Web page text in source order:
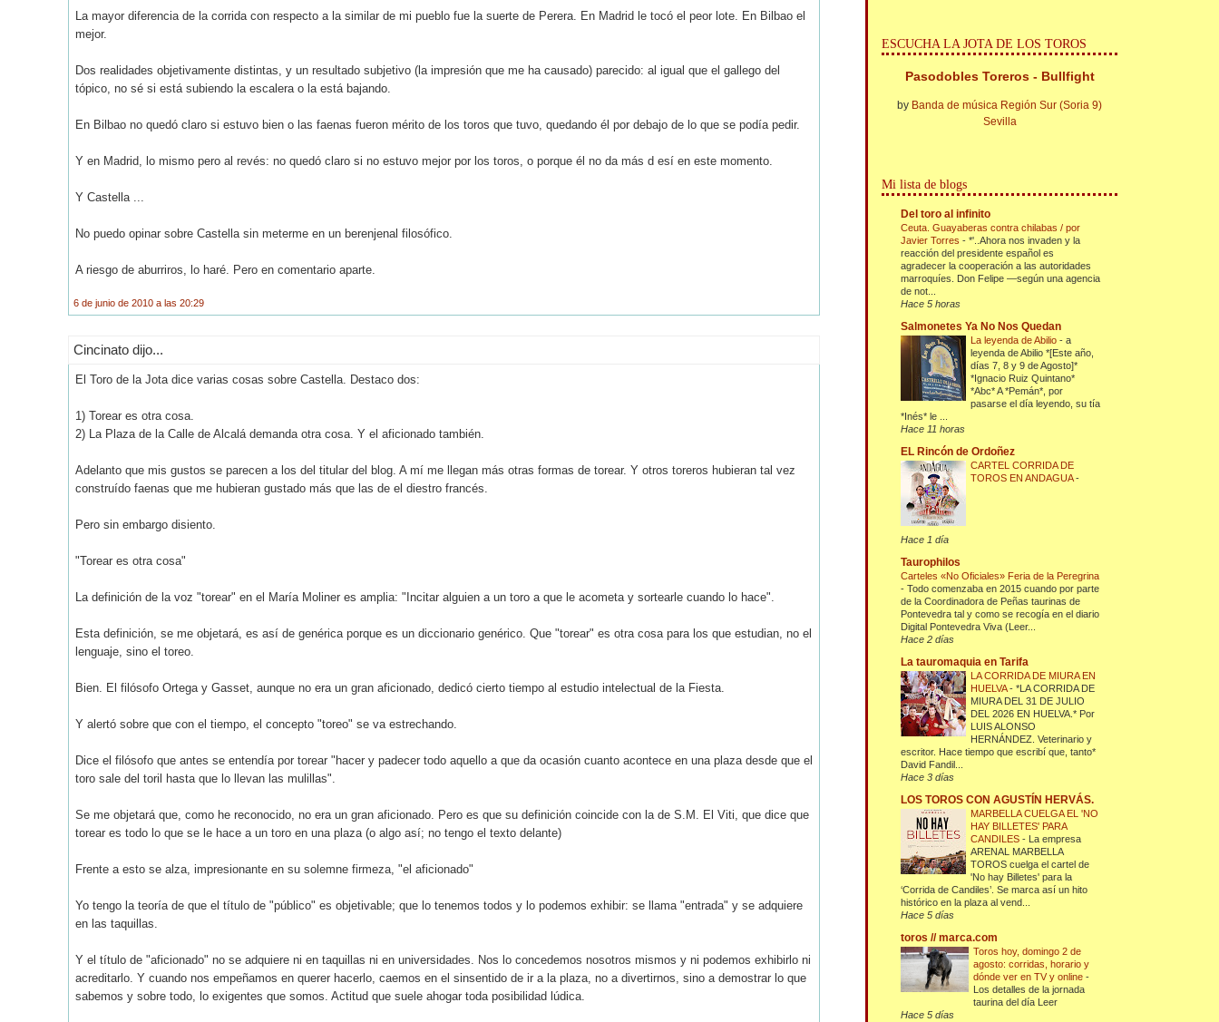
La mayor diferencia de la corrida con respecto a la similar de mi pueblo fue la suerte de Perera. En Madrid le tocó el peor lote. En Bilbao el
mejor.
Dos realidades objetivamente distintas, y un resultado subjetivo (la impresión que me ha causado) parecido: al igual que el gallego del
tópico, no sé si está subiendo la escalera o la está bajando.
En Bilbao no quedó claro si estuvo bien o las faenas fueron mérito de los toros que tuvo, quedando él por debajo de lo que se podía pedir.
Y en Madrid, lo mismo pero al revés: no quedó claro si no estuvo mejor por los toros, o porque él no da más d esí en este momento.
Y Castella ...
No puedo opinar sobre Castella sin meterme en un berenjenal filosófico.
A riesgo de aburriros, lo haré. Pero en comentario aparte.
6 de junio de 2010 a las 20:29
Cincinato dijo...
El Toro de la Jota dice varias cosas sobre Castella. Destaco dos:
1) Torear es otra cosa.
2) La Plaza de la Calle de Alcalá demanda otra cosa. Y el aficionado también.
Adelanto que mis gustos se parecen a los del titular del blog. A mí me llegan más otras formas de torear. Y otros toreros hubieran tal vez
construído faenas que me hubieran gustado más que las de el diestro francés.
Pero sin embargo disiento.
"Torear es otra cosa"
La definición de la voz "torear" en el María Moliner es amplia: "Incitar alguien a un toro a que le acometa y sortearle cuando lo hace".
Esta definición, se me objetará, es así de genérica porque es un diccionario genérico. Que "torear" es otra cosa para los que estudian, no el
lenguaje, sino el toreo.
Bien. El filósofo Ortega y Gasset, aunque no era un gran aficionado, dedicó cierto tiempo al estudio intelectual de la Fiesta.
Y alertó sobre que con el tiempo, el concepto "toreo" se va estrechando.
Dice el filósofo que antes se entendía por torear "hacer y padecer todo aquello a que da ocasión cuanto acontece en una plaza desde que el
toro sale del toril hasta que lo llevan las mulillas".
Se me objetará que, como he reconocido, no era un gran aficionado. Pero es que su definición coincide con la de S.M. El Viti, que dice que
torear es todo lo que se le hace a un toro en una plaza (o algo así; no tengo el texto delante)
Frente a esto se alza, impresionante en su solemne firmeza, "el aficionado"
Yo tengo la teoría de que el título de "público" es objetivable; que lo tenemos todos y lo podemos exhibir: se llama "entrada" y se adquiere
en las taquillas.
Y el título de "aficionado" no se adquiere ni en taquillas ni en universidades. Nos lo concedemos nosotros mismos y ni podemos exhibirlo ni
acreditarlo. Y cuando nos empeñamos en querer hacerlo, caemos en el sinsentido de ir a la plaza, no a divertirnos, sino a demostrar lo que
sabemos y sobre todo, lo exigentes que somos. Actitud que suele ahogar toda posibilidad lúdica.
ESCUCHA LA JOTA DE LOS TOROS
Pasodobles Toreros - Bullfight
by Banda de música Región Sur (Soria 9)
Sevilla
Mi lista de blogs
Del toro al infinito
Ceuta. Guayaberas contra chilabas / por
Javier Torres-*'..Ahora nos invaden y la
reacción del presidente español es
agradecer la cooperación a las autoridades
marroquíes. Don Felipe —según una agencia
de not...
Hace 5 horas
Salmonetes Ya No Nos Quedan
La leyenda de Abilio-a
leyenda de Abilio *[Este año,
días 7, 8 y 9 de Agosto]*
*Ignacio Ruiz Quintano*
*Abc* A *Pemán*, por
pasarse el día leyendo, su tía
*Inés* le ...
Hace 11 horas
EL Rincón de Ordoñez
CARTEL CORRIDA DE
TOROS EN ANDAGUA-
Hace 1 día
Taurophilos
Carteles «No Oficiales» Feria de la Peregrina
-Todo comenzaba en 2015 cuando por parte
de la Coordinadora de Peñas taurinas de
Pontevedra tal y como se recogía en el diario
Digital Pontevedra Viva (Leer...
Hace 2 días
La tauromaquia en Tarifa
LA CORRIDA DE MIURA EN
HUELVA-*LA CORRIDA DE
MIURA DEL 31 DE JULIO
DEL 2026 EN HUELVA.* Por
LUIS ALONSO
HERNÁNDEZ. Veterinario y
escritor. Hace tiempo que escribí que, tanto*
David Fandil...
Hace 3 días
LOS TOROS CON AGUSTÍN HERVÁS.
MARBELLA CUELGA EL 'NO
HAY BILLETES' PARA
CANDILES- La empresa
ARENAL MARBELLA
TOROS cuelga el cartel de
'No hay Billetes' para la
‘Corrida de Candiles’. Se marca así un hito
histórico en la plaza al vend...
Hace 5 días
toros // marca.com
Toros hoy, domingo 2 de
agosto: corridas, horario y
dónde ver en TV y online-
Los detalles de la jornada
taurina del día Leer
Hace 5 días